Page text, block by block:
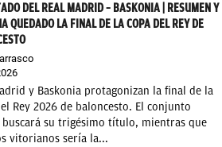
DEL REAL MADRID – BASKONIA | RESUMEN Y
QUEDADO LA FINAL DE LA COPA DEL REY DE
y Baskonia protagonizan la final de la
Rey 2026 de baloncesto. El conjunto
buscará su trigésimo título, mientras que
vitorianos sería la...